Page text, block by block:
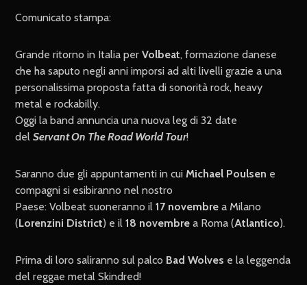
Comunicato stampa:
Grande ritorno in Italia perVolbeat, formazione danese
che ha saputo negli anni imporsi ad alti livelli grazie a una
personalissima proposta fatta di sonorità rock, heavy
metal e rockabilly.
Oggi la band annuncia una nuova leg di 32 date
delServant On The Road World Tour!
Saranno due gli appuntamenti in cuiMichael Poulsen e
compagni si esibiranno nel nostro
Paese: Volbeat suoneranno il17 novembre a Milano
(Lorenzini District) e il18 novembre a Roma (Atlantico).
Prima di loro saliranno sul palco Bad Wolves e la leggenda
del reggae metal Skindred!